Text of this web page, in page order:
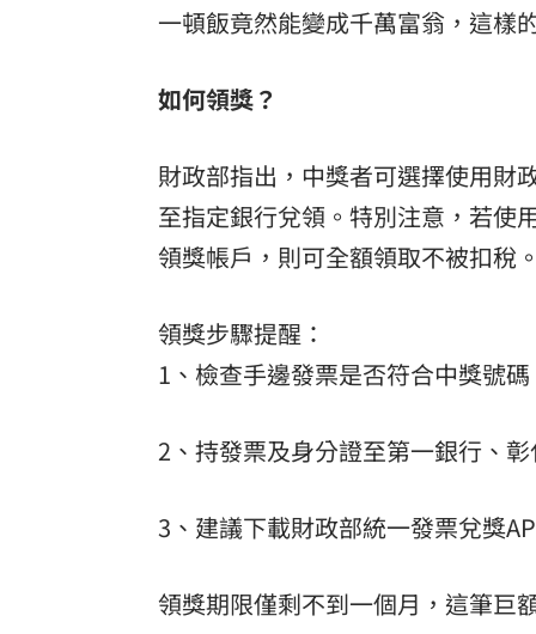
一頓飯竟然能變成千萬富翁，這樣
如何領獎？
財政部指出，中獎者可選擇使用財
至指定銀行兌領。特別注意，若使
領獎帳戶，則可全額領取不被扣稅
領獎步驟提醒：
1、檢查手邊發票是否符合中獎號
2、持發票及身分證至第一銀行、
3、建議下載財政部統一發票兌獎
領獎期限僅剩不到一個月，這筆巨